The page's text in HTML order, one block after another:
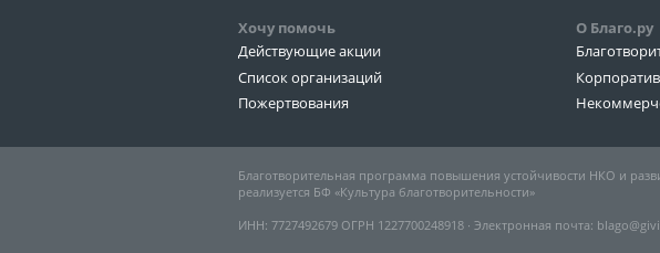
Хочу помочь
Действующие акции
Список организаций
Пожертвования
О Благо.ру
Благотворительная программа повышения устойчивости НКО и
реализуется БФ «Культура благотворительности»
ИНН: 7727492679 ОГРН 1227700248918 ∙ Электронная почта: